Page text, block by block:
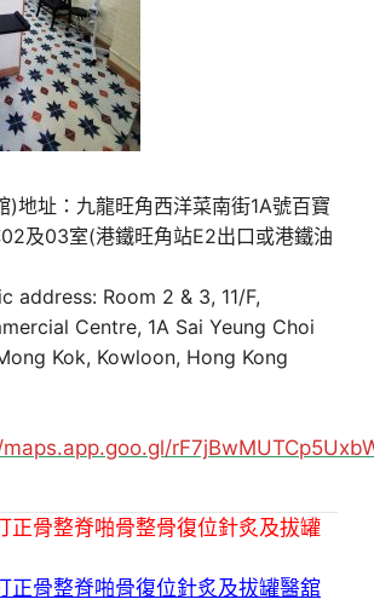
)地址：九龍旺角西洋菜南街1A號百寶
及03室(港鐵旺角站E2出口或港鐵油
address: Room 2 & 3, 11/F,
Centre, 1A Sai Yeung Choi
Kok, Kowloon, Hong Kong
正骨整脊啪骨整骨復位針炙及拔罐
正骨整脊啪骨復位針炙及拔罐醫舘